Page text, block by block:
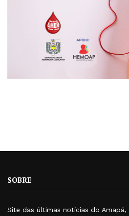
SOBRE
Site das últimas notícias do